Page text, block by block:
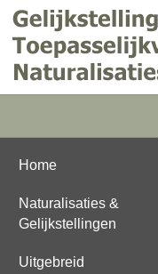
Home
Naturalisaties &
Gelijkstellingen
Uitgebreid